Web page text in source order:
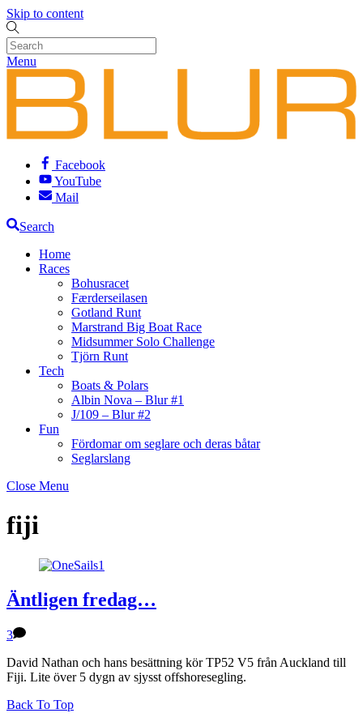
Skip to content
Menu
Facebook
YouTube
Mail
Search
Home
Races
Bohusracet
Færderseilasen
Gotland Runt
Marstrand Big Boat Race
Midsummer Solo Challenge
Tjörn Runt
Tech
Boats & Polars
Albin Nova – Blur #1
J/109 – Blur #2
Fun
Fördomar om seglare och deras båtar
Seglarslang
Close Menu
fiji
Äntligen fredag…
3
David Nathan och hans besättning kör TP52 V5 från Auckland till
Fiji. Lite över 5 dygn av sjysst offshoresegling.
Back To Top